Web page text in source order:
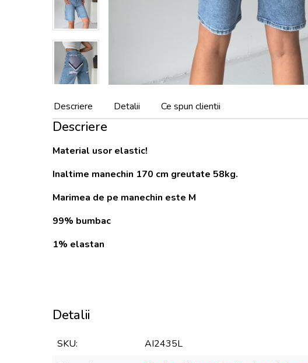
Descriere Detalii Ce spun clientii
Descriere
Material usor elastic!
Inaltime manechin 170 cm greutate 58kg.
Marimea de pe manechin este M
99% bumbac
1% elastan
Detalii
SKU
AI2435L